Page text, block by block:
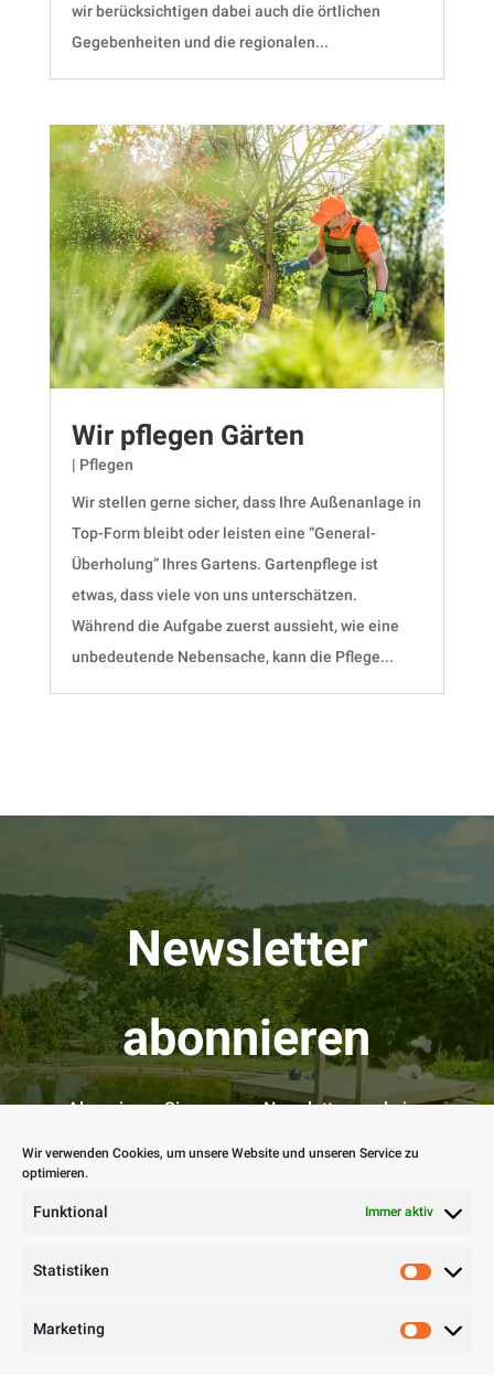
Wir verwenden Cookies, um unsere Website und unseren Service zu
optimieren.
Funktional Immer aktiv
Statistiken
Marketing
wir berücksichtigen dabei auch die örtlichen
Gegebenheiten und die regionalen...
Wir pflegen Gärten
| Pflegen
Wir stellen gerne sicher, dass Ihre Außenanlage in
Top-Form bleibt oder leisten eine “General-
Überholung” Ihres Gartens. Gartenpflege ist
etwas, dass viele von uns unterschätzen.
Während die Aufgabe zuerst aussieht, wie eine
unbedeutende Nebensache, kann die Pflege...
Newsletter
abonnieren
Abonnieren Sie unseren Newsletter um keine